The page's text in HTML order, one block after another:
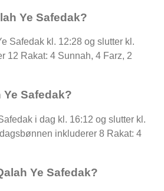
Ye Safedak?
Safedak kl. 12:28 og slutter kl.
12 Rakat: 4 Sunnah, 4 Farz, 2
Ye Safedak?
i dag kl. 16:12 og slutter kl.
inkluderer 8 Rakat: 4
Ye Safedak?